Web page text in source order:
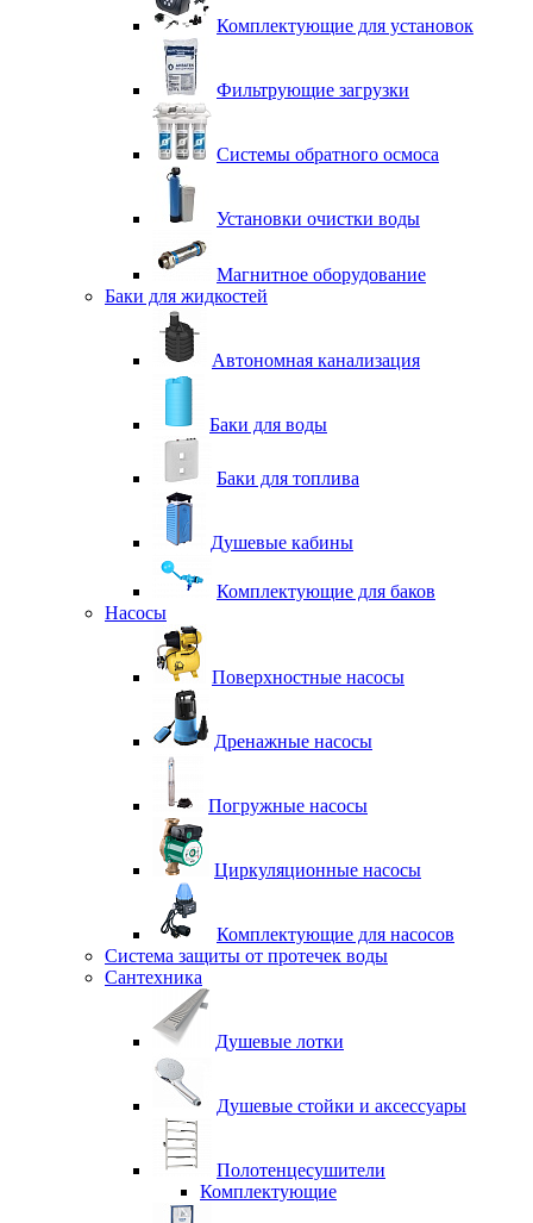
Комплектующие для установок
Фильтрующие загрузки
Системы обратного осмоса
Установки очистки воды
Магнитное оборудование
Баки для жидкостей
Автономная канализация
Баки для воды
Баки для топлива
Душевые кабины
Комплектующие для баков
Насосы
Поверхностные насосы
Дренажные насосы
Погружные насосы
Циркуляционные насосы
Комплектующие для насосов
Система защиты от протечек воды
Сантехника
Душевые лотки
Душевые стойки и аксессуары
Полотенцесушители
Комплектующие